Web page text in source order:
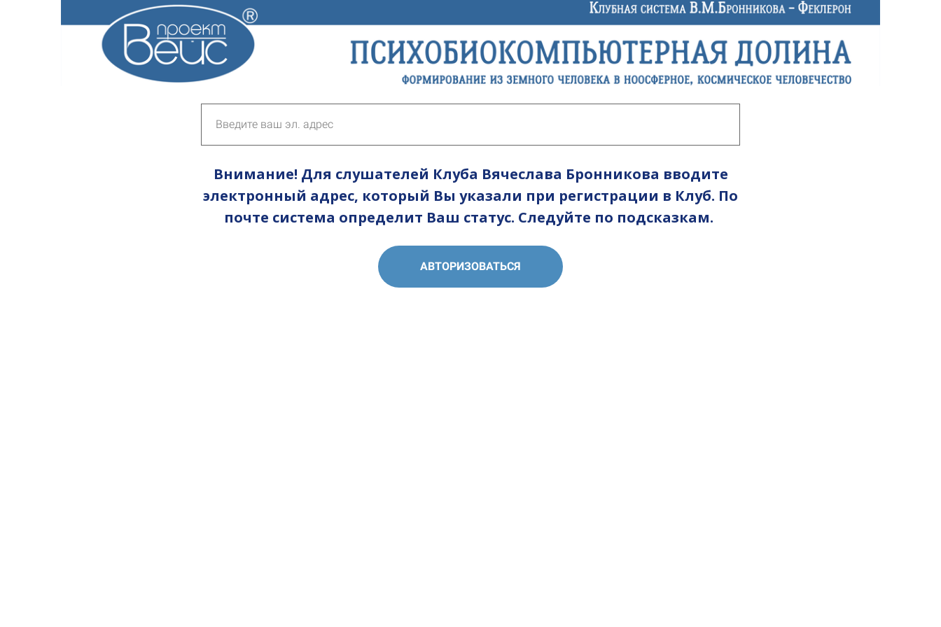
Внимание! Для слушателей Клуба Вячеслава Бронникова вводите
электронный адрес, который Вы указали при регистрации в Клуб. По
почте система определит Ваш статус. Следуйте по подсказкам.
АВТОРИЗОВАТЬСЯ